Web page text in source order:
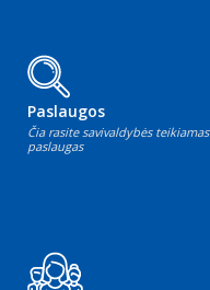
Paslaugos
Čia rasite savivaldybės teikiamas
paslaugas